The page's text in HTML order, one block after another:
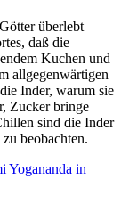
überlebt
daß die
Kuchen und
allgegenwärtigen
Inder, warum sie
Zucker bringe
sind die Inder
beobachten.